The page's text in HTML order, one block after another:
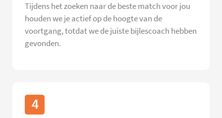
Tijdens het zoeken naar de beste match voor jou
houden we je actief op de hoogte van de
voortgang, totdat we de juiste bijlescoach hebben
gevonden.
4